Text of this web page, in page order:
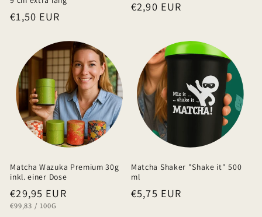
l
t
Normaler
€1,50 EUR
Normaler
€2,90 EUR
Matcha Wazuka Premium 30g
inkl. einer Dose
Normaler
Preis
€29,95 EUR
GRUNDPREIS
€99,83 / PRO
100G
Matcha Shaker "Shake it" 500
ml
Normaler
€5,75 EUR